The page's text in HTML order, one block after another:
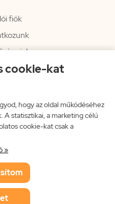
cookie-kat
hogy az oldal működéséhez
A statisztikai, a marketing célú
cookie-kat csak a
»
fiók
Bt.